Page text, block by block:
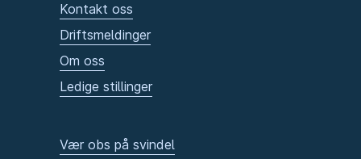
Kontakt oss
Driftsmeldinger
Om oss
Ledige stillinger
Vær obs på svindel